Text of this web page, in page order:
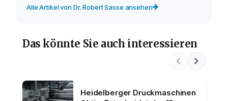
Alle Artikel von Dr. Robert Sasse ansehen
Das könnte Sie auch interessieren
Heidelberger Druckmaschinen